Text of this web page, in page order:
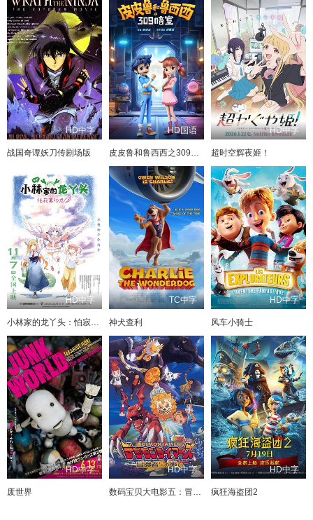
HD中字
战国奇谭妖刀传剧场版
HD国语
皮皮鲁和鲁西西之309暗室
HD中字
超时空辉夜姬！
HD中字
小林家的龙丫头：怕寂寞的龙
TC中字
神犬查利
HD中字
风车小骑士
HD中字
废世界
HD中字
数码宝贝大电影五：冒险者的战斗
HD中字
疯狂海盗团2